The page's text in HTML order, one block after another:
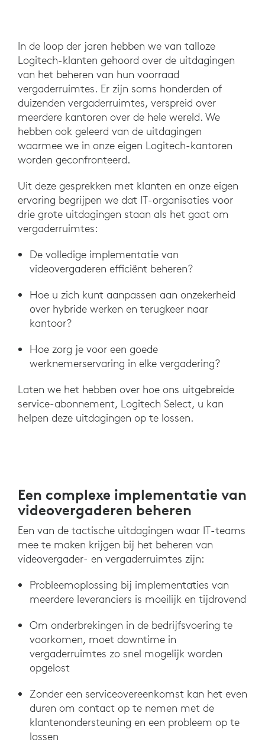
In de loop der jaren hebben we van talloze
Logitech-klanten gehoord over de uitdagingen
van het beheren van hun voorraad
vergaderruimtes. Er zijn soms honderden of
duizenden vergaderruimtes, verspreid over
meerdere kantoren over de hele wereld. We
hebben ook geleerd van de uitdagingen
waarmee we in onze eigen Logitech-kantoren
worden geconfronteerd.
Uit deze gesprekken met klanten en onze eigen
ervaring begrijpen we dat IT-organisaties voor
drie grote uitdagingen staan als het gaat om
vergaderruimtes:
De volledige implementatie van
videovergaderen efficiënt beheren?
Hoe u zich kunt aanpassen aan onzekerheid
over hybride werken en terugkeer naar
kantoor?
Hoe zorg je voor een goede
werknemerservaring in elke vergadering?
Laten we het hebben over hoe ons uitgebreide
service-abonnement, Logitech Select, u kan
helpen deze uitdagingen op te lossen.
Een complexe implementatie van
videovergaderen beheren
Een van de tactische uitdagingen waar IT-teams
mee te maken krijgen bij het beheren van
videovergader- en vergaderruimtes zijn:
Probleemoplossing bij implementaties van
meerdere leveranciers is moeilijk en tijdrovend
Om onderbrekingen in de bedrijfsvoering te
voorkomen, moet downtime in
vergaderruimtes zo snel mogelijk worden
opgelost
Zonder een serviceovereenkomst kan het even
duren om contact op te nemen met de
klantenondersteuning en een probleem op te
lossen